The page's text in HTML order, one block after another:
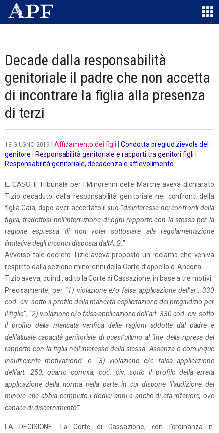
Decade dalla responsabilità
genitoriale il padre che non accetta
di incontrare la figlia alla presenza
di terzi
13 GIUGNO 2019 Affidamento dei figli
Condotta pregiudizievole del
genitore
Responsabilità genitoriale e rapporti tra genitori figli
Responsabilità genitoriale, decadenza e affievolimento
IL CASO. Il Tribunale per i Minorenni delle Marche aveva dichiarato
Tizio decaduto dalla responsabilità genitoriale nei confronti della
figlia Caia, dopo aver accertato il suo “disinteresse nei confronti della
figlia, tradottosi nell’interruzione di ogni rapporto con la stessa per la
ragione espressa di non voler sottostare alla regolamentazione
limitativa degli incontri disposta dall’A.G. ”.
Avverso tale decreto Tizio aveva proposto un reclamo che veniva
respinto dalla sezione minorenni della Corte d’appello di Ancona.
Tizio aveva, quindi, adito la Corte di Cassazione, in base a tre motivi.
Precisamente, per “1) violazione e/o falsa applicazione dell’art. 330
cod. civ. sotto il profilo della mancata esplicitazione del pregiudizio per
il figlio”, “2) violazione e/o falsa applicazione dell’art. 330 cod. civ. sotto
il profilo della mancata verifica delle ragioni addotte dal padre e
dell’attuale capacità genitoriale di quest’ultimo al fine della ripresa del
rapporto con la figlia nell’interesse della stessa. Assenza o comunque
insufficiente motivazione” e “3) violazione e/o falsa applicazione
dell’art. 250, quarto comma, cod. civ. sotto il profilo della errata
applicazione della norma nella parte in cui dispone ‘l’audizione del
minore che abbia compiuto i dodici anni o anche di età inferiore, ove
capace di discernimento’”.
LA DECISIONE. La Corte di Cassazione, con l’ordinanza n.